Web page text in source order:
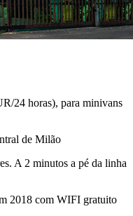
24 horas), para minivans
de Milão
A 2 minutos a pé da linha
2018 com WIFI gratuito